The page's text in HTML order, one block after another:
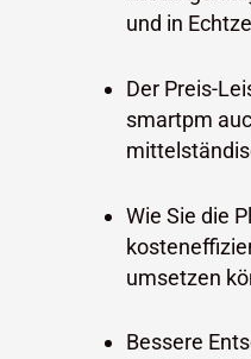
und in
Der Preis-
smartpm
Wie Sie die
umsetzen
Bessere